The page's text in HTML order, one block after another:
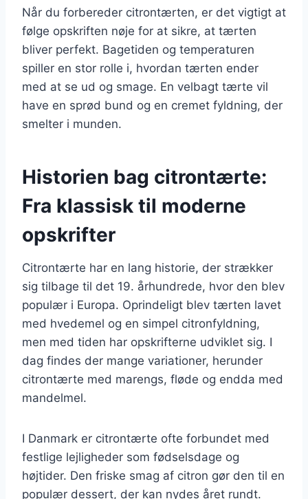
Når du forbereder citrontærten, er det vigtigt at
følge opskriften nøje for at sikre, at tærten
bliver perfekt. Bagetiden og temperaturen
spiller en stor rolle i, hvordan tærten ender
med at se ud og smage. En velbagt tærte vil
have en sprød bund og en cremet fyldning, der
smelter i munden.
Historien bag citrontærte:
Fra klassisk til moderne
opskrifter
Citrontærte har en lang historie, der strækker
sig tilbage til det 19. århundrede, hvor den blev
populær i Europa. Oprindeligt blev tærten lavet
med hvedemel og en simpel citronfyldning,
men med tiden har opskrifterne udviklet sig. I
dag findes der mange variationer, herunder
citrontærte med marengs, fløde og endda med
mandelmel.
I Danmark er citrontærte ofte forbundet med
festlige lejligheder som fødselsdage og
højtider. Den friske smag af citron gør den til en
populær dessert, der kan nydes året rundt.